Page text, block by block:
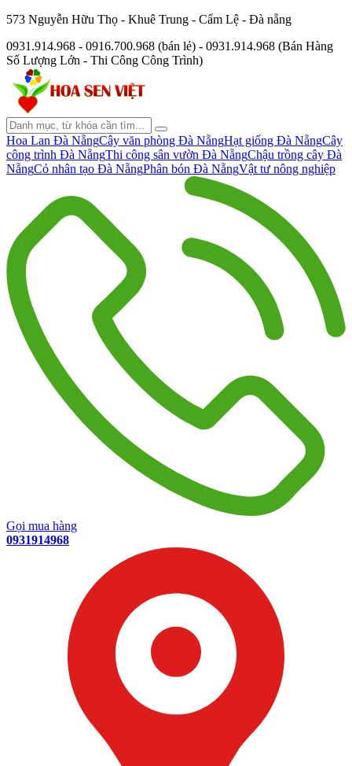
573 Nguyễn Hữu Thọ - Khuê Trung - Cẩm Lệ - Đà nẵng
0931.914.968 - 0916.700.968 (bán lẻ) - 0931.914.968 (Bán Hàng
Số Lượng Lớn - Thi Công Công Trình)
Hoa Lan Đà NẵngCây văn phòng Đà NẵngHạt giống Đà NẵngCây
công trình Đà NẵngThi công sân vườn Đà NẵngChậu trồng cây Đà
NẵngCỏ nhân tạo Đà NẵngPhân bón Đà NẵngVật tư nông nghiệp
Gọi mua hàng
0931914968